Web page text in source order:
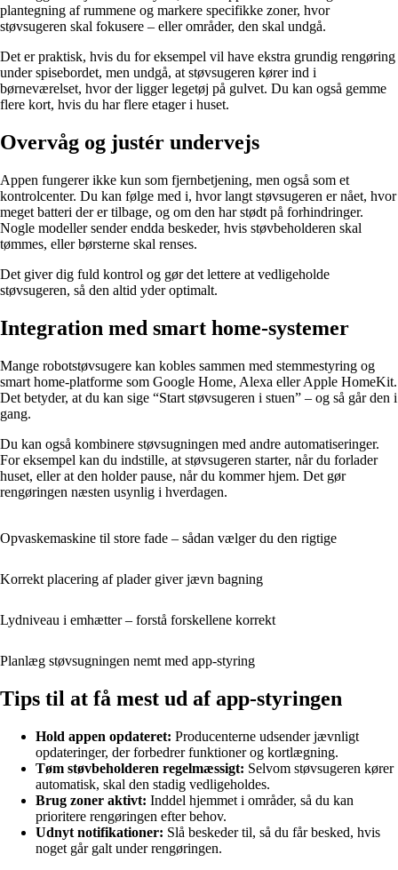
plantegning af rummene og markere specifikke zoner, hvor
støvsugeren skal fokusere – eller områder, den skal undgå.
Det er praktisk, hvis du for eksempel vil have ekstra grundig rengøring
under spisebordet, men undgå, at støvsugeren kører ind i
børneværelset, hvor der ligger legetøj på gulvet. Du kan også gemme
flere kort, hvis du har flere etager i huset.
Overvåg og justér undervejs
Appen fungerer ikke kun som fjernbetjening, men også som et
kontrolcenter. Du kan følge med i, hvor langt støvsugeren er nået, hvor
meget batteri der er tilbage, og om den har stødt på forhindringer.
Nogle modeller sender endda beskeder, hvis støvbeholderen skal
tømmes, eller børsterne skal renses.
Det giver dig fuld kontrol og gør det lettere at vedligeholde
støvsugeren, så den altid yder optimalt.
Integration med smart home-systemer
Mange robotstøvsugere kan kobles sammen med stemmestyring og
smart home-platforme som Google Home, Alexa eller Apple HomeKit.
Det betyder, at du kan sige “Start støvsugeren i stuen” – og så går den i
gang.
Du kan også kombinere støvsugningen med andre automatiseringer.
For eksempel kan du indstille, at støvsugeren starter, når du forlader
huset, eller at den holder pause, når du kommer hjem. Det gør
rengøringen næsten usynlig i hverdagen.
Opvaskemaskine til store fade – sådan vælger du den rigtige
Korrekt placering af plader giver jævn bagning
Lydniveau i emhætter – forstå forskellene korrekt
Planlæg støvsugningen nemt med app-styring
Tips til at få mest ud af app-styringen
Hold appen opdateret: Producenterne udsender jævnligt
opdateringer, der forbedrer funktioner og kortlægning.
Tøm støvbeholderen regelmæssigt: Selvom støvsugeren kører
automatisk, skal den stadig vedligeholdes.
Brug zoner aktivt: Inddel hjemmet i områder, så du kan
prioritere rengøringen efter behov.
Udnyt notifikationer: Slå beskeder til, så du får besked, hvis
noget går galt under rengøringen.